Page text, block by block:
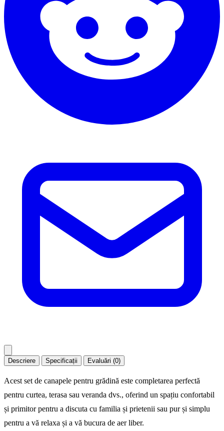
Descriere Specificații Evaluări (0)
Acest set de canapele pentru grădină este completarea perfectă
pentru curtea, terasa sau veranda dvs., oferind un spațiu confortabil
și primitor pentru a discuta cu familia și prietenii sau pur și simplu
pentru a vă relaxa și a vă bucura de aer liber.